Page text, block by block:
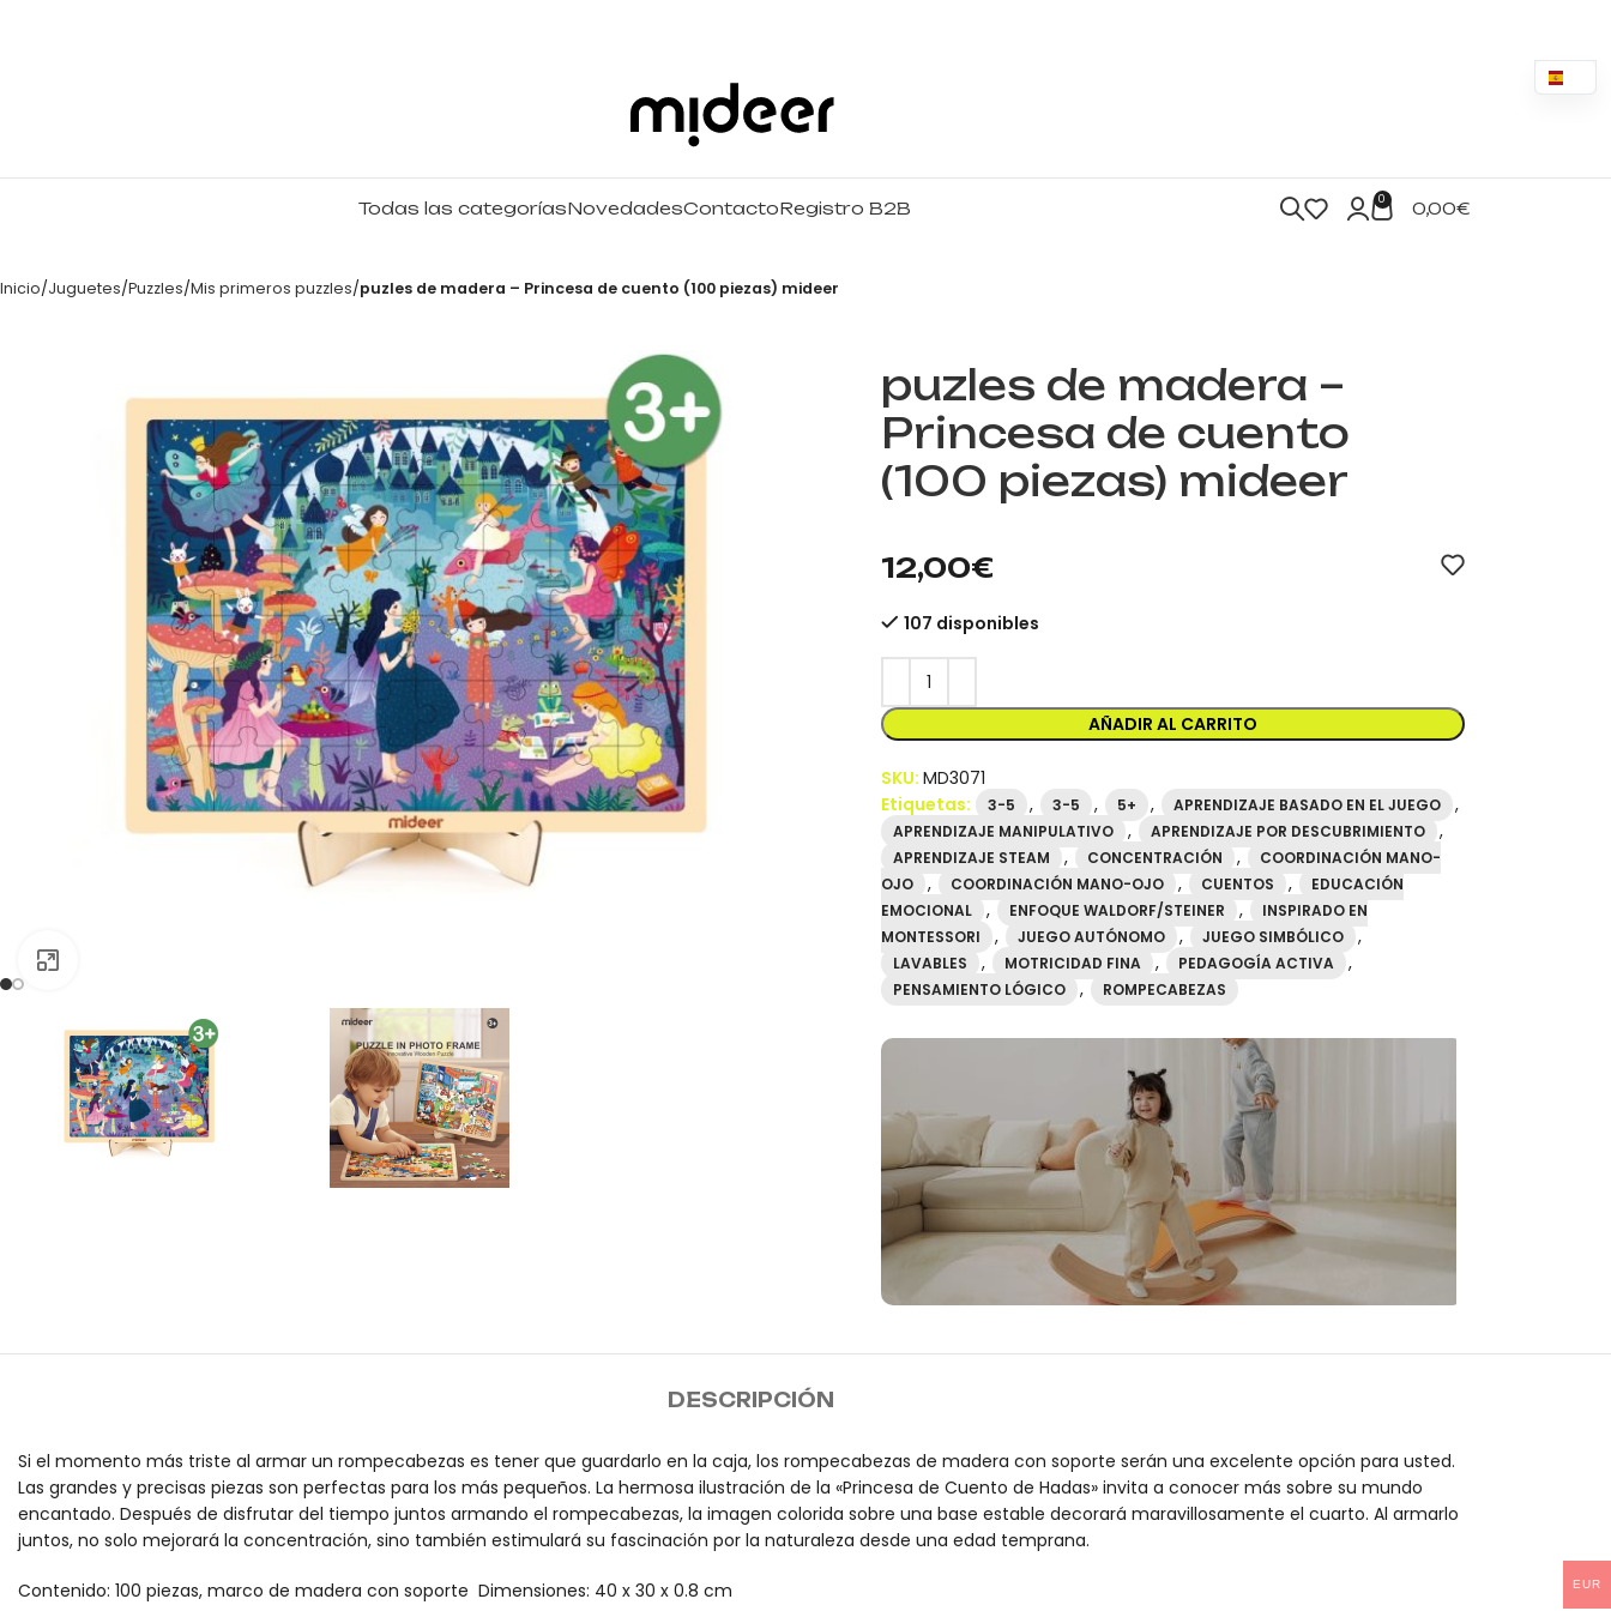
Todas las categoríasNovedadesContactoRegistro B2B 0 0,00€
Inicio Juguetes Puzzles Mis primeros puzzles puzles de madera – Princesa de cuento (100 piezas) mideer
puzles de madera –
Princesa de cuento
(100 piezas) mideer
12,00€
107 disponibles
AÑADIR AL CARRITO
SKU:MD3071
Etiquetas:
3-5 , 3-5 , 5+ , APRENDIZAJE BASADO EN EL JUEGO ,
APRENDIZAJE MANIPULATIVO , APRENDIZAJE POR DESCUBRIMIENTO ,
APRENDIZAJE STEAM , CONCENTRACIÓN ,
COORDINACIÓN MANO-
OJO
, COORDINACIÓN MANO-OJO , CUENTOS ,
EDUCACIÓN
EMOCIONAL
, ENFOQUE WALDORF/STEINER ,
INSPIRADO EN
MONTESSORI
, JUEGO AUTÓNOMO , JUEGO SIMBÓLICO ,
LAVABLES , MOTRICIDAD FINA , PEDAGOGÍA ACTIVA ,
PENSAMIENTO LÓGICO , ROMPECABEZAS
MIDEER
DESCRIPCIÓN
Si el momento más triste al armar un rompecabezas es tener que guardarlo en la caja, los rompecabezas de madera con soporte serán una excelente opción para usted.
Las grandes y precisas piezas son perfectas para los más pequeños. La hermosa ilustración de la «Princesa de Cuento de Hadas» invita a conocer más sobre su mundo
encantado. Después de disfrutar del tiempo juntos armando el rompecabezas, la imagen colorida sobre una base estable decorará maravillosamente el cuarto. Al armarlo
juntos, no solo mejorará la concentración, sino también estimulará su fascinación por la naturaleza desde una edad temprana.
Contenido: 100 piezas, marco de madera con soporte Dimensiones: 40 x 30 x 0.8 cm EUR